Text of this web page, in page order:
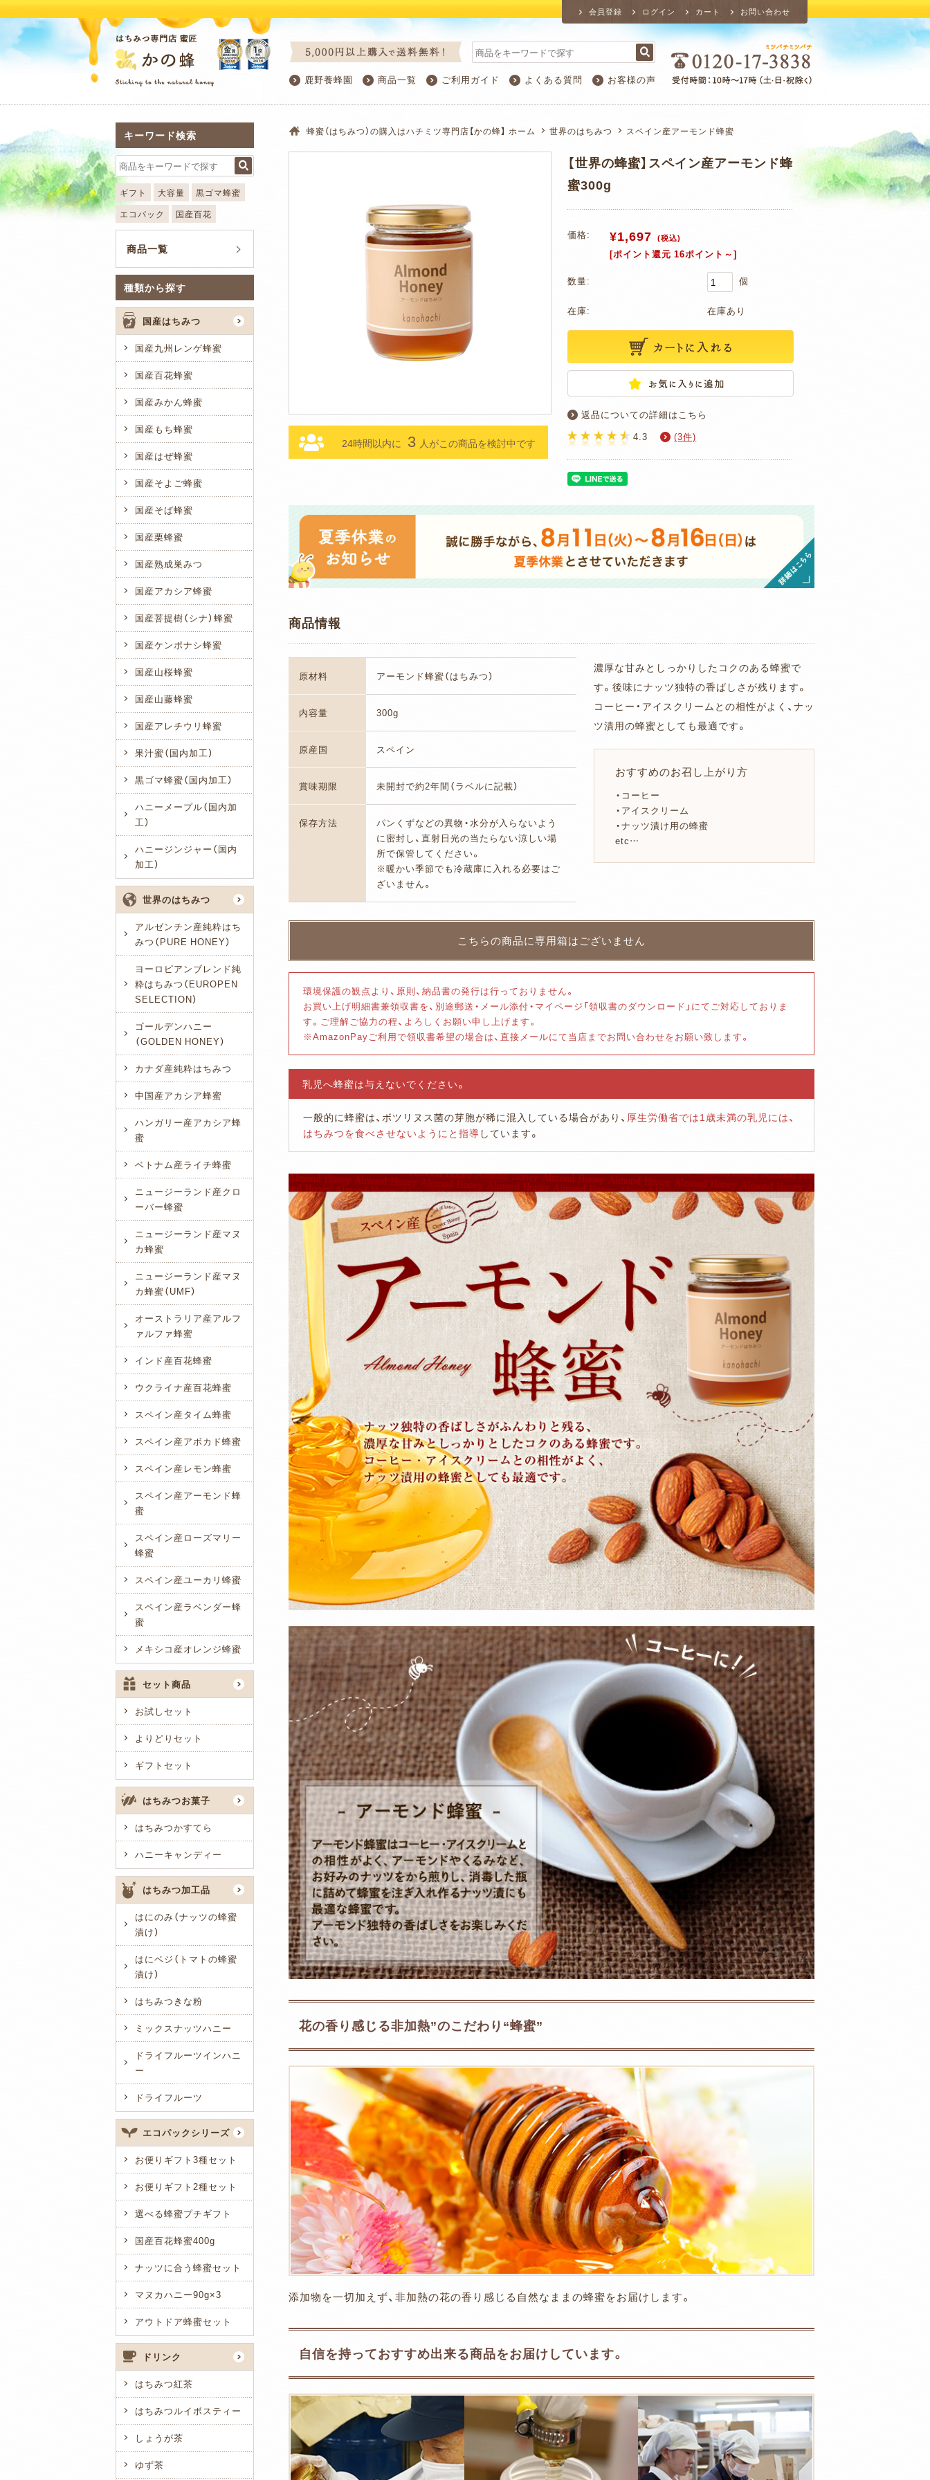
鹿野養蜂園 商品一覧 ご利用ガイド よくある質問 お客様の声
会員登録 ログイン カート お問い合わせ
蜂蜜（はちみつ）の購入はハチミツ専門店【かの蜂】 ホーム 世界のはちみつ スペイン産アーモンド蜂蜜
24時間以内に 3 人がこの商品を検討中です
【世界の蜂蜜】スペイン産アーモンド蜂
蜜300g
価格: ¥1,697 (税込)
[ポイント還元 16ポイント～]
数量: 個
在庫: 在庫あり
返品についての詳細はこちら
4.3
(3件)
商品情報
原材料 アーモンド蜂蜜（はちみつ）
内容量 300g
原産国 スペイン
賞味期限 未開封で約2年間（ラベルに記載）
保存方法
パンくずなどの異物・水分が入らないよう
に密封し、直射日光の当たらない涼しい場
所で保管してください。
※暖かい季節でも冷蔵庫に入れる必要はご
ざいません。
濃厚な甘みとしっかりしたコクのある蜂蜜で
す。後味にナッツ独特の香ばしさが残ります。
コーヒー・アイスクリームとの相性がよく、ナッ
ツ漬用の蜂蜜としても最適です。
おすすめのお召し上がり方
・コーヒー
・アイスクリーム
・ナッツ漬け用の蜂蜜
etc…
環境保護の観点より、原則、納品書の発行は行っておりません。
お買い上げ明細書兼領収書を、別途郵送・メール添付・マイページ「領収書のダウンロード」にてご対応しておりま
す。ご理解ご協力の程、よろしくお願い申し上げます。
※AmazonPayご利用で領収書希望の場合は、直接メールにて当店までお問い合わせをお願い致します。
乳児へ蜂蜜は与えないでください。
一般的に蜂蜜は、ボツリヌス菌の芽胞が稀に混入している場合があり、 厚生労働省では1歳未満の乳児には、
はちみつを食べさせないようにと指導 しています。
花の香り感じる非加熱”のこだわり“蜂蜜”
添加物を一切加えず、非加熱の花の香り感じる自然なままの蜂蜜をお届けします。
自信を持っておすすめ出来る商品をお届けしています。
キーワード検索
ギフト 大容量
黒ゴマ蜂蜜
エコパック
国産百花
商品一覧
種類から探す
国産はちみつ
国産九州レンゲ蜂蜜
国産百花蜂蜜
国産みかん蜂蜜
国産もち蜂蜜
国産はぜ蜂蜜
国産そよご蜂蜜
国産そば蜂蜜
国産栗蜂蜜
国産熟成巣みつ
国産アカシア蜂蜜
国産菩提樹（シナ）蜂蜜
国産ケンポナシ蜂蜜
国産山桜蜂蜜
国産山藤蜂蜜
国産アレチウリ蜂蜜
果汁蜜（国内加工）
黒ゴマ蜂蜜（国内加工）
ハニーメープル（国内加
工）
ハニージンジャー（国内
加工）
世界のはちみつ
アルゼンチン産純粋はち
みつ（PURE HONEY）
ヨーロピアンブレンド純
粋はちみつ（EUROPEN
SELECTION）
ゴールデンハニー
（GOLDEN HONEY）
カナダ産純粋はちみつ
中国産アカシア蜂蜜
ハンガリー産アカシア蜂
蜜
ベトナム産ライチ蜂蜜
ニュージーランド産クロ
ーバー蜂蜜
ニュージーランド産マヌ
カ蜂蜜
ニュージーランド産マヌ
カ蜂蜜（UMF）
オーストラリア産アルフ
ァルファ蜂蜜
インド産百花蜂蜜
ウクライナ産百花蜂蜜
スペイン産タイム蜂蜜
スペイン産アボカド蜂蜜
スペイン産レモン蜂蜜
スペイン産アーモンド蜂
蜜
スペイン産ローズマリー
蜂蜜
スペイン産ユーカリ蜂蜜
スペイン産ラベンダー蜂
蜜
メキシコ産オレンジ蜂蜜
セット商品
お試しセット
よりどりセット
ギフトセット
はちみつお菓子
はちみつかすてら
ハニーキャンディー
はちみつ加工品
はにのみ（ナッツの蜂蜜
漬け）
はにベジ（トマトの蜂蜜
漬け）
はちみつきな粉
ミックスナッツハニー
ドライフルーツインハニ
ー
ドライフルーツ
エコパックシリーズ
お便りギフト3種セット
お便りギフト2種セット
選べる蜂蜜プチギフト
国産百花蜂蜜400g
ナッツに合う蜂蜜セット
マヌカハニー90g×3
アウトドア蜂蜜セット
ドリンク
はちみつ紅茶
はちみつルイボスティー
しょうが茶
ゆず茶